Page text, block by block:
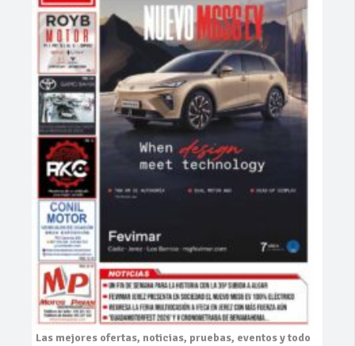
Las mejores ofertas, noticias, pruebas, eventosy todo